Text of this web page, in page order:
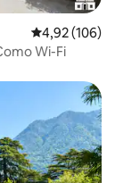
4,92 de uma
4,92 (106)
Wi-Fi